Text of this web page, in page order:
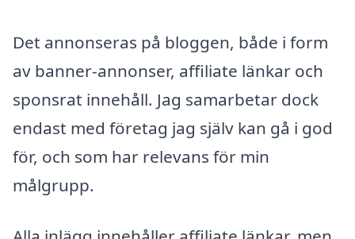
Det annonseras på bloggen, både i form
av banner-annonser, affiliate länkar och
sponsrat innehåll. Jag samarbetar dock
endast med företag jag själv kan gå i god
för, och som har relevans för min
målgrupp.